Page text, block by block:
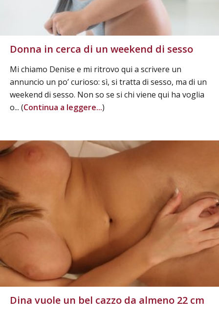
Donna in cerca di un weekend di sesso
Mi chiamo Denise e mi ritrovo qui a scrivere un
annuncio un po’ curioso: sì, si tratta di sesso, ma di un
weekend di sesso. Non so se si chi viene qui ha voglia
o... (Continua a leggere...)
Dina vuole un bel cazzo da almeno 22 cm